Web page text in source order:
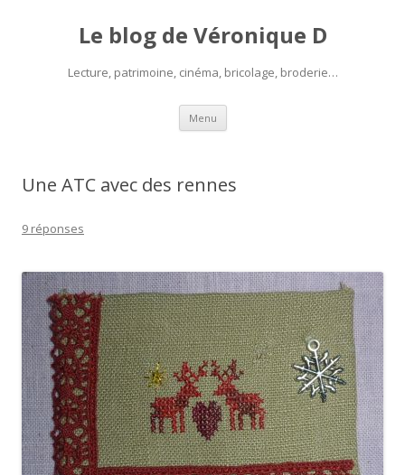
Le blog de Véronique D
Lecture, patrimoine, cinéma, bricolage, broderie…
Menu Aller
contenu
Une ATC avec des rennes
9 réponses